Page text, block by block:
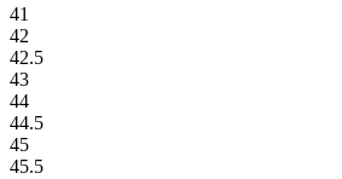
41
42
42.5
43
44
44.5
45
45.5